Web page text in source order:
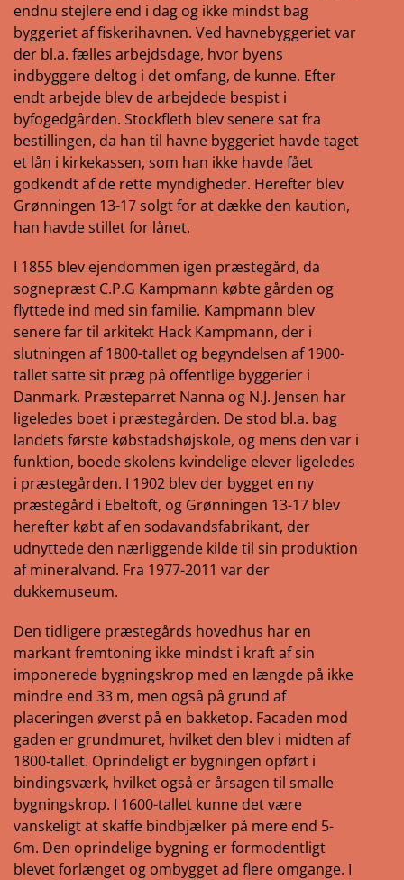
endnu stejlere end i dag og ikke mindst bag
byggeriet af fiskerihavnen. Ved havnebyggeriet var
der bl.a. fælles arbejdsdage, hvor byens
indbyggere deltog i det omfang, de kunne. Efter
endt arbejde blev de arbejdede bespist i
byfogedgården. Stockfleth blev senere sat fra
bestillingen, da han til havne byggeriet havde taget
et lån i kirkekassen, som han ikke havde fået
godkendt af de rette myndigheder. Herefter blev
Grønningen 13-17 solgt for at dække den kaution,
han havde stillet for lånet.
I 1855 blev ejendommen igen præstegård, da
sognepræst C.P.G Kampmann købte gården og
flyttede ind med sin familie. Kampmann blev
senere far til arkitekt Hack Kampmann, der i
slutningen af 1800-tallet og begyndelsen af 1900-
tallet satte sit præg på offentlige byggerier i
Danmark. Præsteparret Nanna og N.J. Jensen har
ligeledes boet i præstegården. De stod bl.a. bag
landets første købstadshøjskole, og mens den var i
funktion, boede skolens kvindelige elever ligeledes
i præstegården. I 1902 blev der bygget en ny
præstegård i Ebeltoft, og Grønningen 13-17 blev
herefter købt af en sodavandsfabrikant, der
udnyttede den nærliggende kilde til sin produktion
af mineralvand. Fra 1977-2011 var der
dukkemuseum.
Den tidligere præstegårds hovedhus har en
markant fremtoning ikke mindst i kraft af sin
imponerede bygningskrop med en længde på ikke
mindre end 33 m, men også på grund af
placeringen øverst på en bakketop. Facaden mod
gaden er grundmuret, hvilket den blev i midten af
1800-tallet. Oprindeligt er bygningen opført i
bindingsværk, hvilket også er årsagen til smalle
bygningskrop. I 1600-tallet kunne det være
vanskeligt at skaffe bindbjælker på mere end 5-
6m. Den oprindelige bygning er formodentligt
blevet forlænget og ombygget ad flere omgange. I